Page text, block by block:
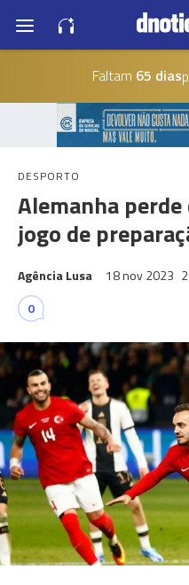
Faltam 65 dias
DESPORTO
Alemanha
jogo de
Agência Lusa 18 nov 2023
0